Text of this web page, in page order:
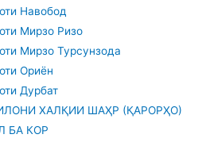
Навобод
Мирзо Ризо
Мирзо Турсунзода
Ориён
Дурбат
ХАЛҚИИ ШАҲР (ҚАРОРҲО)
БА КОР